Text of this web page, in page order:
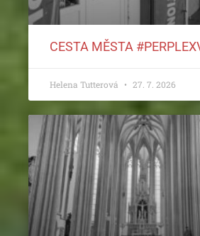
CESTA MĚSTA
Helena Tutterová 27. 7. 2026